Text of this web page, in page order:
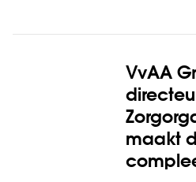
VvAA
maakt